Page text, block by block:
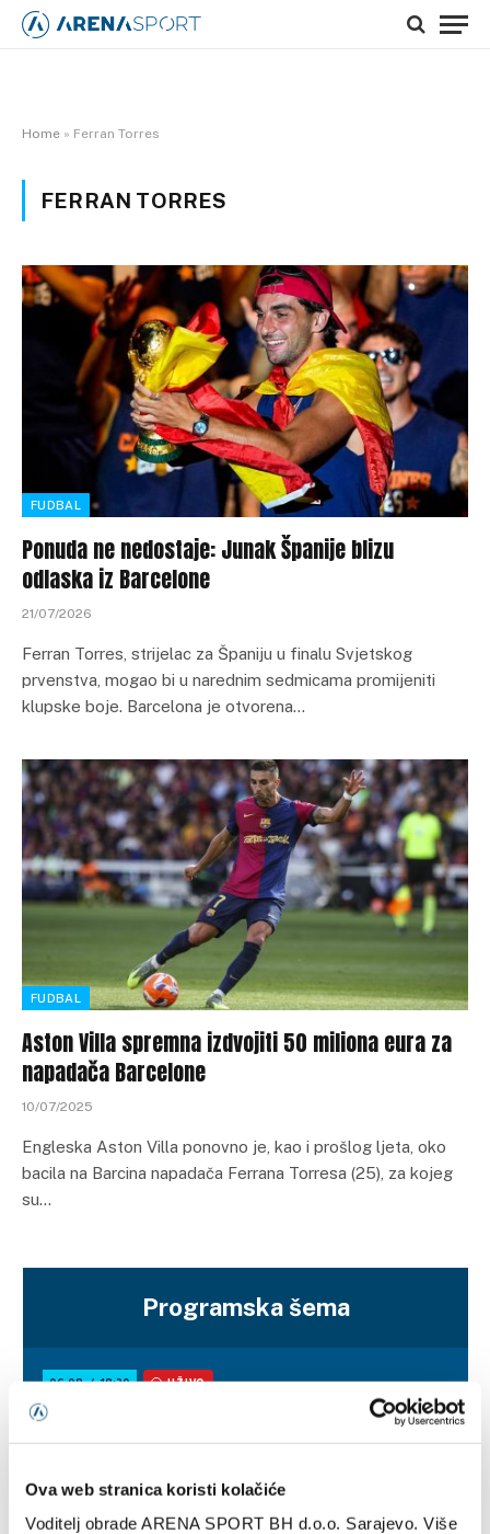
Ova web stranica koristi kolačiće
Voditelj obrade ARENA SPORT BH d.o.o. Sarajevo. Više
Home » Ferran Torres
FERRAN TORRES
FUDBAL
Ponuda ne nedostaje: Junak Španije blizu
odlaska iz Barcelone
21/07/2026
Ferran Torres, strijelac za Španiju u finalu Svjetskog
prvenstva, mogao bi u narednim sedmicama promijeniti
klupske boje. Barcelona je otvorena…
FUDBAL
Aston Villa spremna izdvojiti 50 miliona eura za
napadača Barcelone
10/07/2025
Engleska Aston Villa ponovno je, kao i prošlog ljeta, oko
bacila na Barcina napadača Ferrana Torresa (25), za kojeg
su…
Programska šema